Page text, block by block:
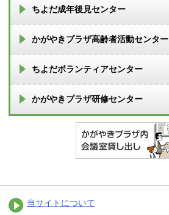
ちよだ成年後見センター
かがやきプラザ高齢者活動センター
ちよだボランティアセンター
かがやきプラザ研修センター
当サイトについて